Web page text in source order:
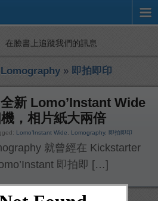
在臉書上追蹤我們的訊息
Lomography » 即拍即印
新 Lomo’Instant Wide
，相片紙大兩倍
Lomo’Instant Wide Lomography, 即拍即印
就曾經在 Kickstarter
即拍即 […]